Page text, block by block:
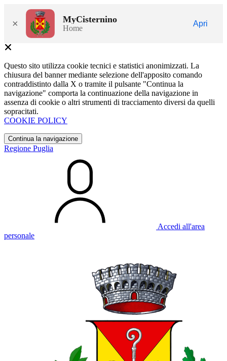
× MyCisternino
Home
Apri
Questo sito utilizza cookie tecnici e statistici anonimizzati. La
chiusura del banner mediante selezione dell'apposito comando
contraddistinto dalla X o tramite il pulsante "Continua la
navigazione" comporta la continuazione della navigazione in
assenza di cookie o altri strumenti di tracciamento diversi da quelli
sopracitati.
COOKIE POLICY
Continua la navigazione
Regione Puglia
Accedi all'area
personale